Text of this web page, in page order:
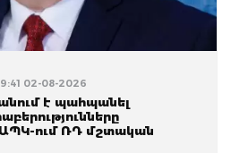
02-08-2026
է պահպանել
ում ՌԴ մշտական